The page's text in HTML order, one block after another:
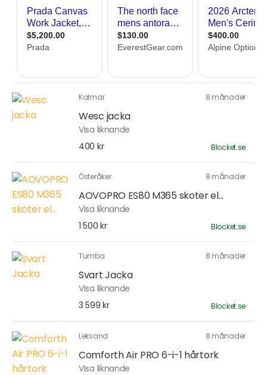
Kalmar 8 månader
Wesc jacka
Visa liknande
400 kr
Blocket.se
Österåker 8 månader
AOVOPRO ES80 M365 skoter el...
Visa liknande
1 500 kr
Blocket.se
Tumba 8 månader
Svart Jacka
Visa liknande
3 599 kr
Blocket.se
Leksand 8 månader
Comforth Air PRO 6-i-1 hårtork
Visa liknande